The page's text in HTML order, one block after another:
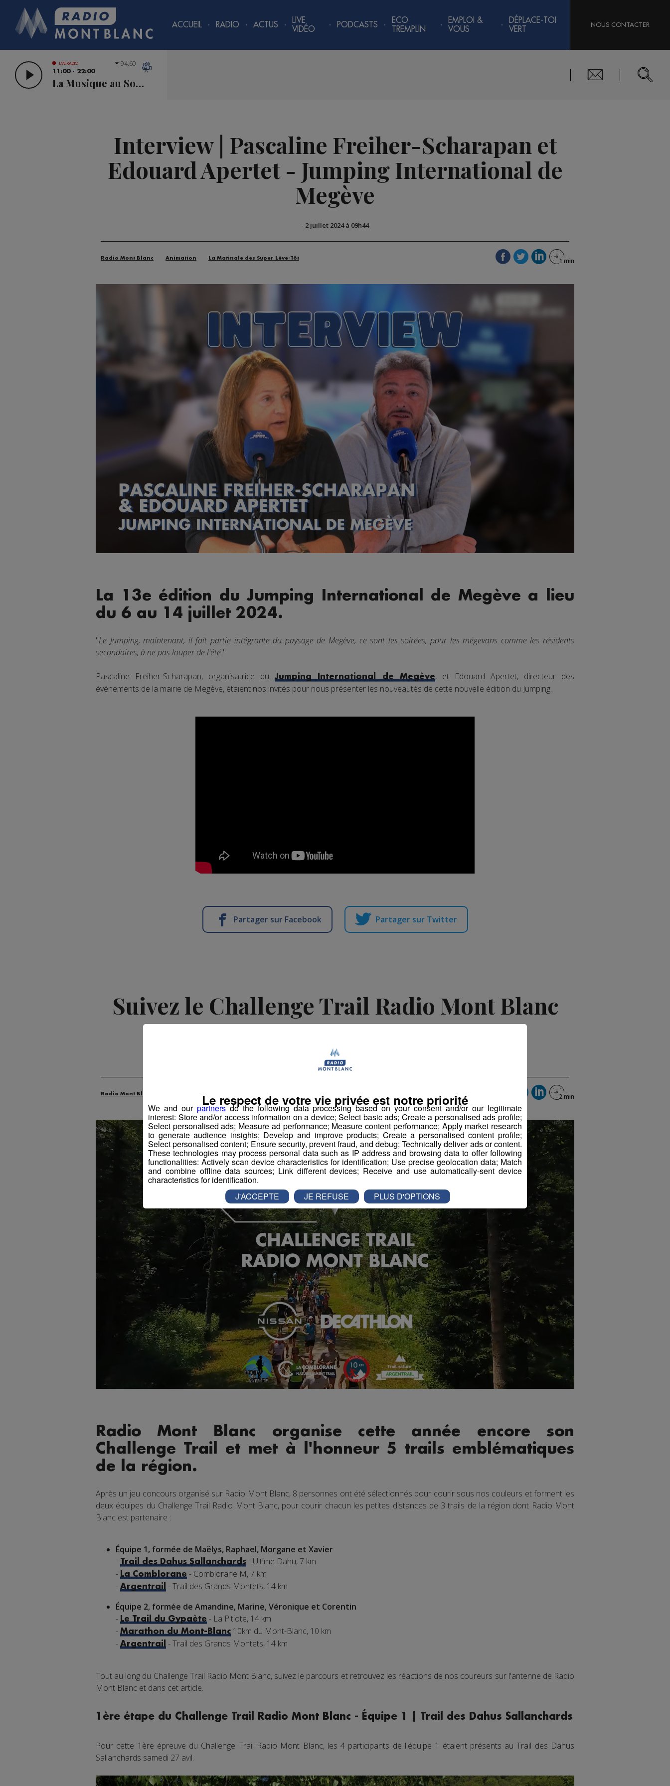
ACCUEIL RADIO ACTUS
LIVE
VIDÉO
PODCASTS
ECO
TREMPLIN
EMPLOI &
VOUS
DÉPLACE-TOI
VERT
NOUS CONTACTER
LIVE RADIO
11:00 - 22:00
La Musique au Sommet
94.60
Interview | Pascaline Freiher-Scharapan et
Edouard Apertet - Jumping International de
Megève
- 2 juillet 2024 à 09h44
Radio Mont Blanc Animation La Matinale des Super Lève-Tôt
La 13e édition du Jumping International de Megève a lieu
du 6 au 14 juillet 2024.
"Le Jumping, maintenant, il fait partie intégrante du paysage de Megève, ce sont les soirées, pour les mégevans comme les résidents
secondaires, à ne pas louper de l'été."
Pascaline Freiher-Scharapan, organisatrice duJumping International de Megève, et Edouard Apertet, directeur des
événements de la mairie de Megève, étaient nos invités pour nous présenter les nouveautés de cette nouvelle édition du Jumping.
Partager sur Facebook Partager sur Twitter
Suivez le Challenge Trail Radio Mont Blanc
2024
Mis à jour le 12 mars 2026 à 13h51
Radio Mont Blanc
Radio Mont Blanc organise cette année encore son
Challenge Trail et met à l'honneur 5 trails emblématiques
de la région.
Après un jeu concours organisé sur Radio Mont Blanc, 8 personnes ont été sélectionnés pour courir sous nos couleurs et forment les
deux équipes du Challenge Trail Radio Mont Blanc, pour courir chacun les petites distances de 3 trails de la région dont Radio Mont
Blanc est partenaire :
Équipe 1, formée de Maëlys, Raphael, Morgane et Xavier
- Trail des Dahus Sallanchards - Ultime Dahu, 7 km
- La Comblorane - Comblorane M, 7 km
- Argentrail
- Trail des Grands Montets, 14 km
Équipe 2, formée de Amandine, Marine, Véronique et Corentin
- Le Trail du Gypaète - La P'tiote, 14 km
- Marathon du Mont-Blanc 10km du Mont-Blanc, 10 km
- Argentrail - Trail des Grands Montets, 14 km
Tout au long du Challenge Trail Radio Mont Blanc, suivez le parcours et retrouvez les réactions de nos coureurs sur l'antenne de Radio
Mont Blanc et dans cet article.
1ère étape du Challenge Trail Radio Mont Blanc - Équipe 1 | Trail des Dahus Sallanchards
Pour cette 1ère épreuve du Challenge Trail Radio Mont Blanc, les 4 participants de l'équipe 1 étaient présents au Trail des Dahus
Sallanchards samedi 27 avil.
We and our partnersdo the following data processing based on your consent and/or our legitimate
interest: Store and/or access information on a device; Select basic ads; Create a personalised ads profile;
Select personalised ads; Measure ad performance; Measure content performance; Apply market research
to generate audience insights; Develop and improve products; Create a personalised content profile;
Select personalised content; Ensure security, prevent fraud, and debug; Technically deliver ads or content.
These technologies may process personal data such as IP address and browsing data to offer following
functionalities: Actively scan device characteristics for identification; Use precise geolocation data; Match
and combine offline data sources; Link different devices; Receive and use automatically-sent device
characteristics for identification.
Le respect de votre vie privée est notre priorité
J'ACCEPTE JE REFUSE PLUS D'OPTIONS